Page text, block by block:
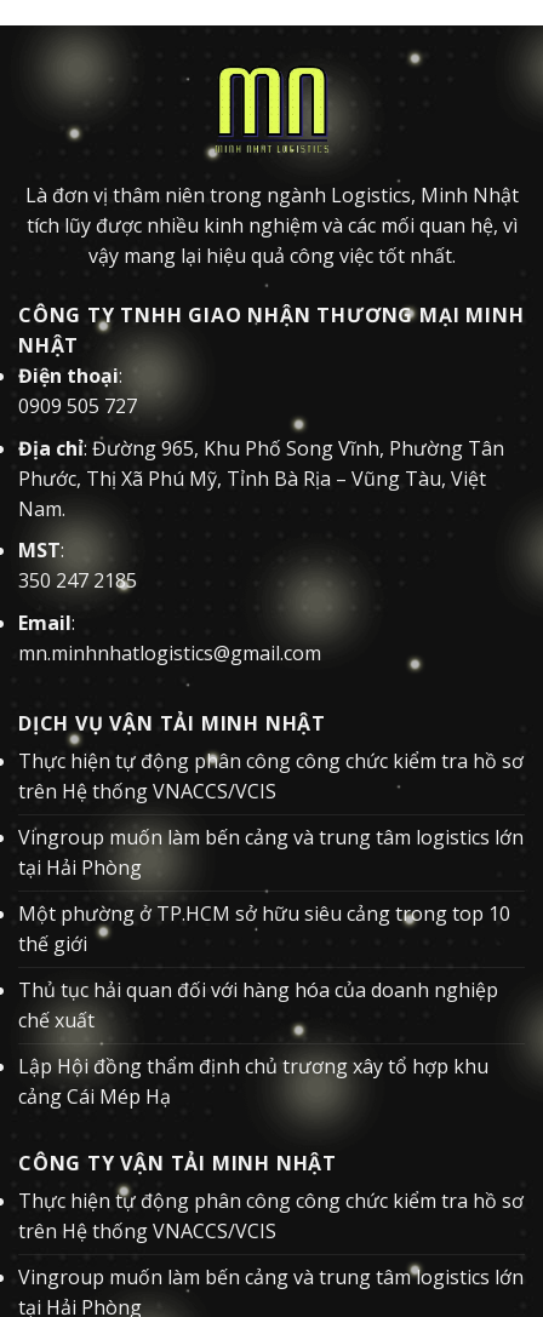
Là đơn vị thâm niên trong ngành Logistics, Minh Nhật
tích lũy được nhiều kinh nghiệm và các mối quan hệ, vì
vậy mang lại hiệu quả công việc tốt nhất.
CÔNG TY TNHH GIAO NHẬN THƯƠNG MẠI MINH
NHẬT
Điện thoại:
0909 505 727
Địa chỉ: Đường 965, Khu Phố Song Vĩnh, Phường Tân
Phước, Thị Xã Phú Mỹ, Tỉnh Bà Rịa – Vũng Tàu, Việt
Nam.
MST:
350 247 2185
Email:
mn.minhnhatlogistics@gmail.com
DỊCH VỤ VẬN TẢI MINH NHẬT
Thực hiện tự động phân công công chức kiểm tra hồ sơ
trên Hệ thống VNACCS/VCIS
Vingroup muốn làm bến cảng và trung tâm logistics lớn
tại Hải Phòng
Một phường ở TP.HCM sở hữu siêu cảng trong top 10
thế giới
Thủ tục hải quan đối với hàng hóa của doanh nghiệp
chế xuất
Lập Hội đồng thẩm định chủ trương xây tổ hợp khu
cảng Cái Mép Hạ
CÔNG TY VẬN TẢI MINH NHẬT
Thực hiện tự động phân công công chức kiểm tra hồ sơ
trên Hệ thống VNACCS/VCIS
Vingroup muốn làm bến cảng và trung tâm logistics lớn
tại Hải Phòng